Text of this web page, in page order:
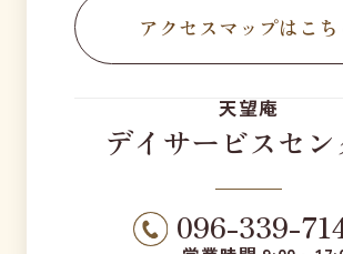
アクセスマップはこち
天望庵
デイサービスセン
096-339-